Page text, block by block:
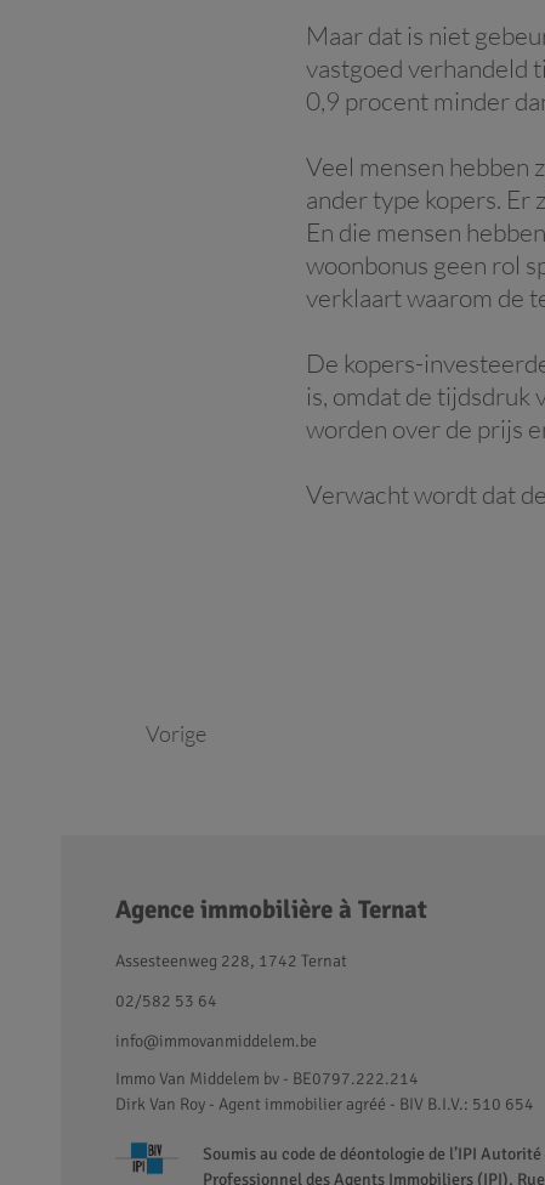
Maar dat is niet
vastgoed verhandeld
0,9 procent minder
Veel mensen hebben
ander type kopers. Er
En die mensen
woonbonus geen rol
verklaart waarom de
De kopers-
is, omdat de tijdsdruk
worden over de prijs
Verwacht wordt dat
Vorige
Agence immobilière à Ternat
Assesteenweg 228, 1742 Ternat
02/582 53 64
info@immovanmiddelem.be
Immo Van Middelem bv - BE0797.222.214
Dirk Van Roy - Agent immobilier agréé - BIV B.I.V.: 510 654
Soumis au code de déontologie de l’IPI
Professionnel des Agents Immobiliers (IPI),